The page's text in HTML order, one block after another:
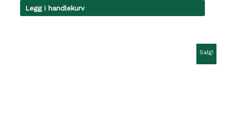
Legg i handlekurv
Salg!